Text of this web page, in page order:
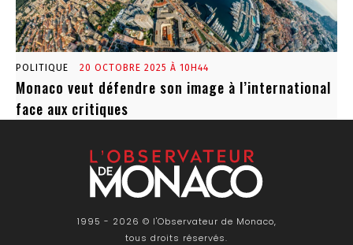
POLITIQUE 20 OCTOBRE 2025 À 10H44
Monaco veut défendre son image à l’international
face aux critiques
1995 - 2026 © l'Observateur de Monaco,
tous droits réservés.